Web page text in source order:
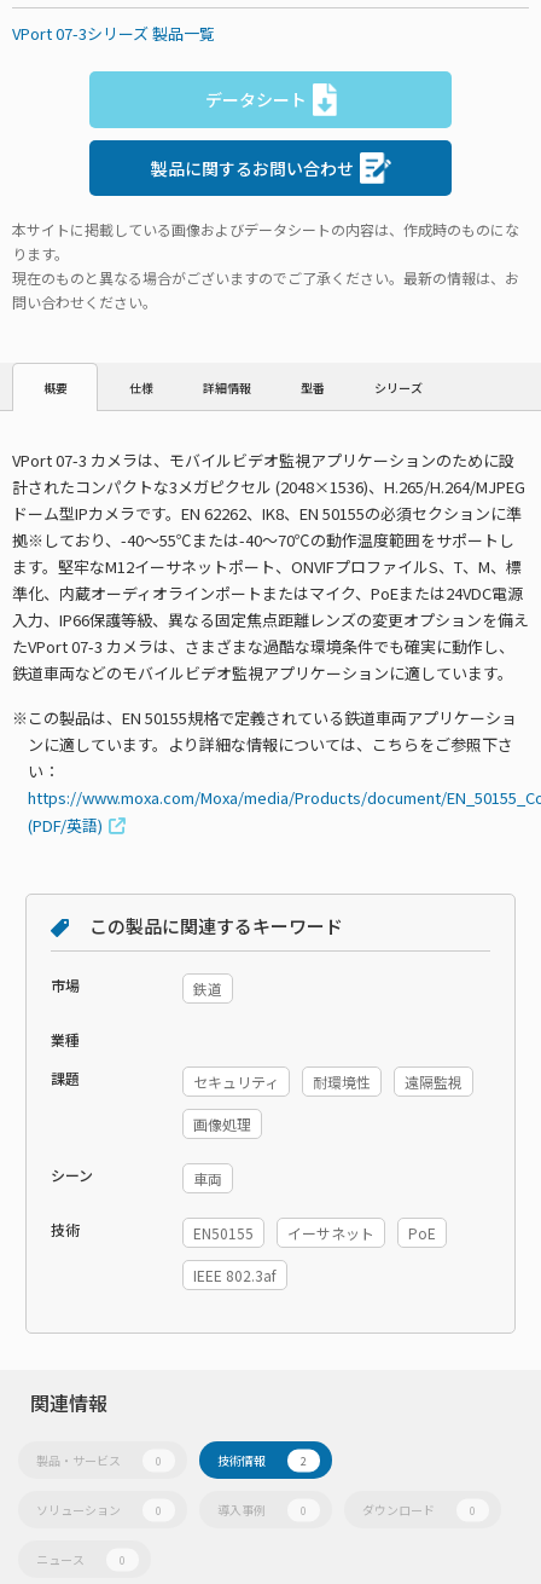
VPort 07-3シリーズ 製品一覧
データシート
製品に関するお問い合わせ
本サイトに掲載している画像およびデータシートの内容は、作成時のものにな
ります。
現在のものと異なる場合がございますのでご了承ください。最新の情報は、お
問い合わせください。
概要 仕様 詳細情報 型番 シリーズ
VPort 07-3 カメラは、モバイルビデオ監視アプリケーションのために設
計されたコンパクトな3メガピクセル (2048×1536)、H.265/H.264/MJPEG
ドーム型IPカメラです。EN 62262、IK8、EN 50155の必須セクションに準
拠※しており、-40～55℃または-40～70℃の動作温度範囲をサポートし
ます。堅牢なM12イーサネットポート、ONVIFプロファイルS、T、M、標
準化、内蔵オーディオラインポートまたはマイク、PoEまたは24VDC電源
入力、IP66保護等級、異なる固定焦点距離レンズの変更オプションを備え
たVPort 07-3 カメラは、さまざまな過酷な環境条件でも確実に動作し、
鉄道車両などのモバイルビデオ監視アプリケーションに適しています。
この製品は、EN 50155規格で定義されている鉄道車両アプリケーショ
ンに適しています。より詳細な情報については、こちらをご参照下さ
い：
https://www.moxa.com/Moxa/media/Products/document/
(PDF/英語)
この製品に関連するキーワード
市場 鉄道
業種
課題
セキュリティ 耐環境性 遠隔監視
画像処理
シーン 車両
技術 EN50155 イーサネット PoE
IEEE 802.3af
関連情報
製品・サービス 0 技術情報 2
ソリューション 0 導入事例 0 ダウンロード 0
ニュース 0